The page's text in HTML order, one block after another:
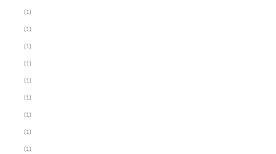
(1)
(1)
(1)
(1)
(1)
(1)
(1)
(1)
(1)